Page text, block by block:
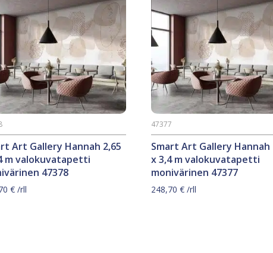
Art Gallery Hannah 2,65
m valokuvatapetti
47378
€ /rll
Smart Art Gallery Hannah
x 3,4 m valokuvatapetti
monivärinen 47377
47377
248,70 €/rll